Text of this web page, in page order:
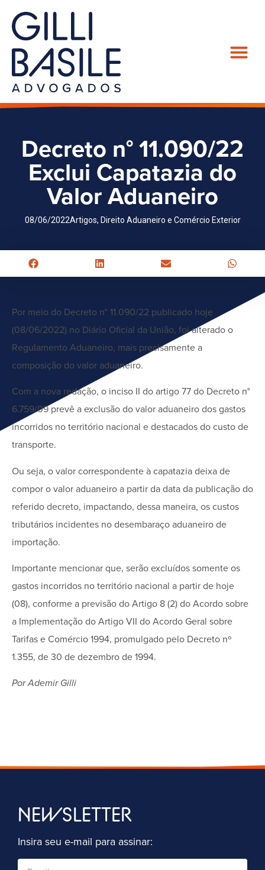
Decreto n° 11.090/22
Exclui Capatazia do
Valor Aduaneiro
08/06/2022Artigos, Direito Aduaneiro e Comércio Exterior
Por meio do Decreto n° 11.090/22 publicado hoje
(08/06/2022) no Diário Oficial da União, foi alterado o
Regulamento Aduaneiro, mais precisamente a
composição do valor aduaneiro.
Com a nova redação, o inciso II do artigo 77 do Decreto n°
6.759/09 prevê a exclusão do valor aduaneiro dos gastos
incorridos no território nacional e destacados do custo de
transporte.
Ou seja, o valor correspondente à capatazia deixa de
compor o valor aduaneiro a partir da data da publicação do
referido decreto, impactando, dessa maneira, os custos
tributários incidentes no desembaraço aduaneiro de
importação.
Importante mencionar que, serão excluídos somente os
gastos incorridos no território nacional a partir de hoje
(08), conforme a previsão do Artigo 8 (2) do Acordo sobre
a Implementação do Artigo VII do Acordo Geral sobre
Tarifas e Comércio 1994, promulgado pelo Decreto nº
1.355, de 30 de dezembro de 1994.
Por Ademir Gilli
NEWSLETTER
Insira seu e-mail para assinar: